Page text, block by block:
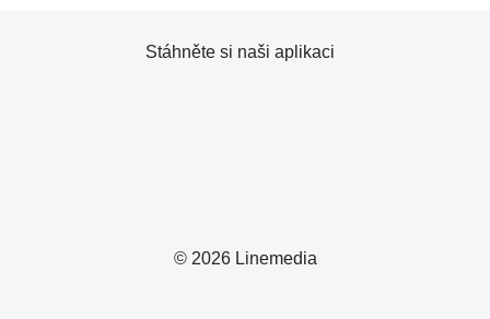
© 2026 Linemedia
Stáhněte si naši aplikaci